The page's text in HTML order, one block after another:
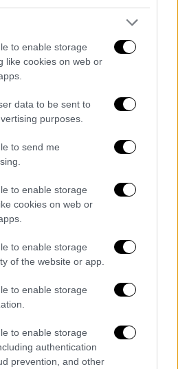
to enable storage
like cookies on web or
data to be sent to
purposes.
to send me
to enable storage
cookies on web or
to enable storage
of the website or app.
to enable storage
to enable storage
authentication
prevention, and other
στο Netflix: Ο
Άλφρεντ
Άλφρεντ Χίτσκοκ
το Όσκαρ Kαλύτερης
το κάνει και η
Γουίτλι 80 χρόνια μετά;